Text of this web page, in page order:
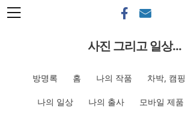
본문 바로가기
사진 그리고 일상...
방명록 홈 나의 작품 차박, 캠핑
나의 일상 나의 출사 모바일 제품